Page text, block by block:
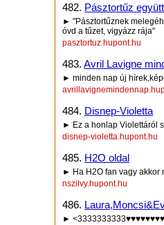
482. Pásztortűz
► "Pásztortűznek
óvd a tűzet, vigyázz rája"
pasztortuz.hupont.hu
483. Avril Lavigne
► minden nap új
484. Disnep-Violetta
► Ez a honlap Violettáról
disnep-violetta.hupont.hu
485. H2O oldal
► Ha H2O fan vagy akkor
nszilvy.hupont.hu
486.
►